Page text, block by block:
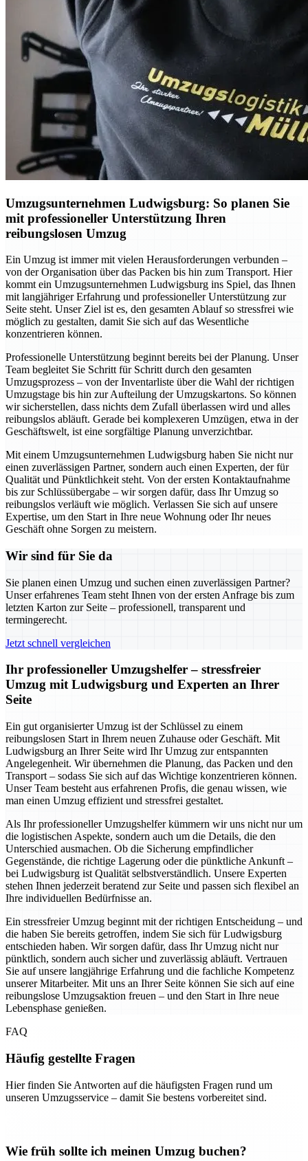
Umzugsunternehmen Ludwigsburg: So planen Sie
mit professioneller Unterstützung Ihren
reibungslosen Umzug
Ein Umzug ist immer mit vielen Herausforderungen verbunden –
von der Organisation über das Packen bis hin zum Transport. Hier
kommt ein Umzugsunternehmen Ludwigsburg ins Spiel, das Ihnen
mit langjähriger Erfahrung und professioneller Unterstützung zur
Seite steht. Unser Ziel ist es, den gesamten Ablauf so stressfrei wie
möglich zu gestalten, damit Sie sich auf das Wesentliche
konzentrieren können.
Professionelle Unterstützung beginnt bereits bei der Planung. Unser
Team begleitet Sie Schritt für Schritt durch den gesamten
Umzugsprozess – von der Inventarliste über die Wahl der richtigen
Umzugstage bis hin zur Aufteilung der Umzugskartons. So können
wir sicherstellen, dass nichts dem Zufall überlassen wird und alles
reibungslos abläuft. Gerade bei komplexeren Umzügen, etwa in der
Geschäftswelt, ist eine sorgfältige Planung unverzichtbar.
Mit einem Umzugsunternehmen Ludwigsburg haben Sie nicht nur
einen zuverlässigen Partner, sondern auch einen Experten, der für
Qualität und Pünktlichkeit steht. Von der ersten Kontaktaufnahme
bis zur Schlüssübergabe – wir sorgen dafür, dass Ihr Umzug so
reibungslos verläuft wie möglich. Verlassen Sie sich auf unsere
Expertise, um den Start in Ihre neue Wohnung oder Ihr neues
Geschäft ohne Sorgen zu meistern.
Wir sind für Sie da
Sie planen einen Umzug und suchen einen zuverlässigen Partner?
Unser erfahrenes Team steht Ihnen von der ersten Anfrage bis zum
letzten Karton zur Seite – professionell, transparent und
termingerecht.
Jetzt schnell vergleichen
Ihr professioneller Umzugshelfer – stressfreier
Umzug mit Ludwigsburg und Experten an Ihrer
Seite
Ein gut organisierter Umzug ist der Schlüssel zu einem
reibungslosen Start in Ihrem neuen Zuhause oder Geschäft. Mit
Ludwigsburg an Ihrer Seite wird Ihr Umzug zur entspannten
Angelegenheit. Wir übernehmen die Planung, das Packen und den
Transport – sodass Sie sich auf das Wichtige konzentrieren können.
Unser Team besteht aus erfahrenen Profis, die genau wissen, wie
man einen Umzug effizient und stressfrei gestaltet.
Als Ihr professioneller Umzugshelfer kümmern wir uns nicht nur um
die logistischen Aspekte, sondern auch um die Details, die den
Unterschied ausmachen. Ob die Sicherung empfindlicher
Gegenstände, die richtige Lagerung oder die pünktliche Ankunft –
bei Ludwigsburg ist Qualität selbstverständlich. Unsere Experten
stehen Ihnen jederzeit beratend zur Seite und passen sich flexibel an
Ihre individuellen Bedürfnisse an.
Ein stressfreier Umzug beginnt mit der richtigen Entscheidung – und
die haben Sie bereits getroffen, indem Sie sich für Ludwigsburg
entschieden haben. Wir sorgen dafür, dass Ihr Umzug nicht nur
pünktlich, sondern auch sicher und zuverlässig abläuft. Vertrauen
Sie auf unsere langjährige Erfahrung und die fachliche Kompetenz
unserer Mitarbeiter. Mit uns an Ihrer Seite können Sie sich auf eine
reibungslose Umzugsaktion freuen – und den Start in Ihre neue
Lebensphase genießen.
FAQ
Häufig gestellte Fragen
Hier finden Sie Antworten auf die häufigsten Fragen rund um
unseren Umzugsservice – damit Sie bestens vorbereitet sind.
Wie früh sollte ich meinen Umzug buchen?